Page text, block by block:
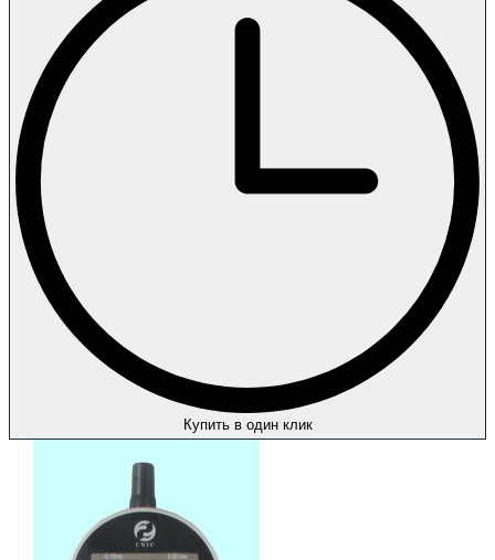
Купить в один клик